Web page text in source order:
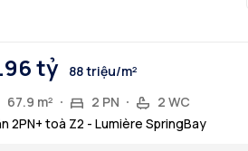
tỷ
88 triệu/m²
67.9 m²
2 PN
2 WC
2PN+ toà Z2 - Lumière SpringBay